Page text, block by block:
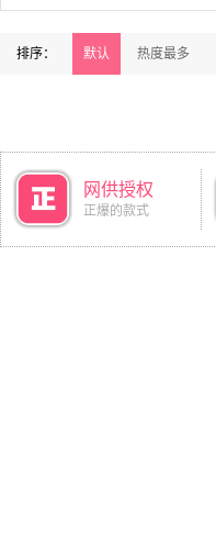
排序： 默认 热度最多
网供授权
正爆的款式